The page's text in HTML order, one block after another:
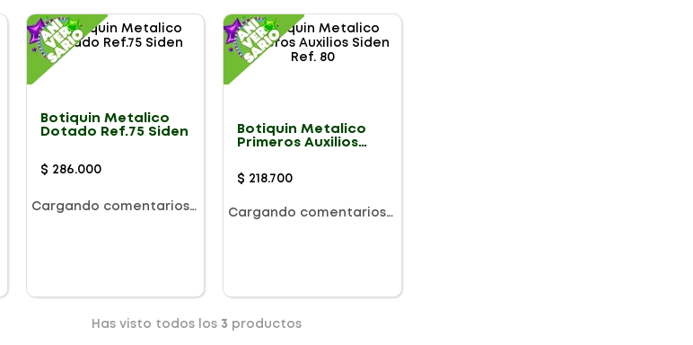
Botiquin Metalico
Dotado Ref.75 Siden
$ 286.000
Cargando comentarios…
Botiquin Metalico
Primeros Auxilios
$ 218.700
Cargando comentarios…
Has visto todos los 3 productos